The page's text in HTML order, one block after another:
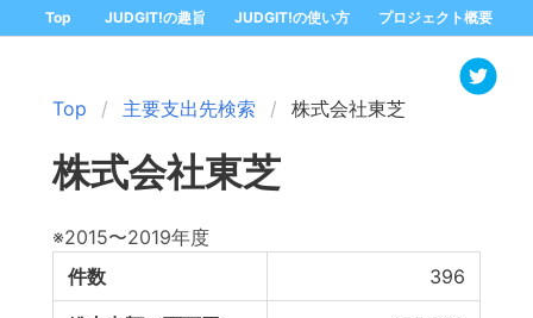
Top JUDGIT!の趣旨 JUDGIT!の使い方 プロジェクト概要
Top 主要支出先検索 株式会社東芝
株式会社東芝
※2015〜2019年度
件数
396